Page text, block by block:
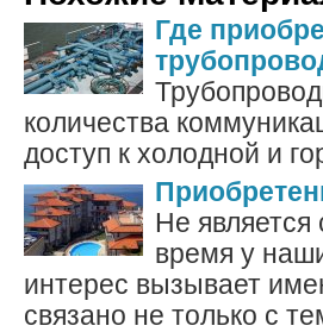
Где
количества
доступ к холодной и
Не является
время у
интерес вызывает
связано не только с